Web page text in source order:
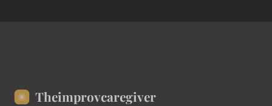
Theimprovcaregiver